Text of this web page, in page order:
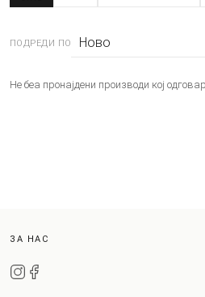
ПОДРЕДИ ПО
Не беа пронајдени производи кој
ЗА НАС